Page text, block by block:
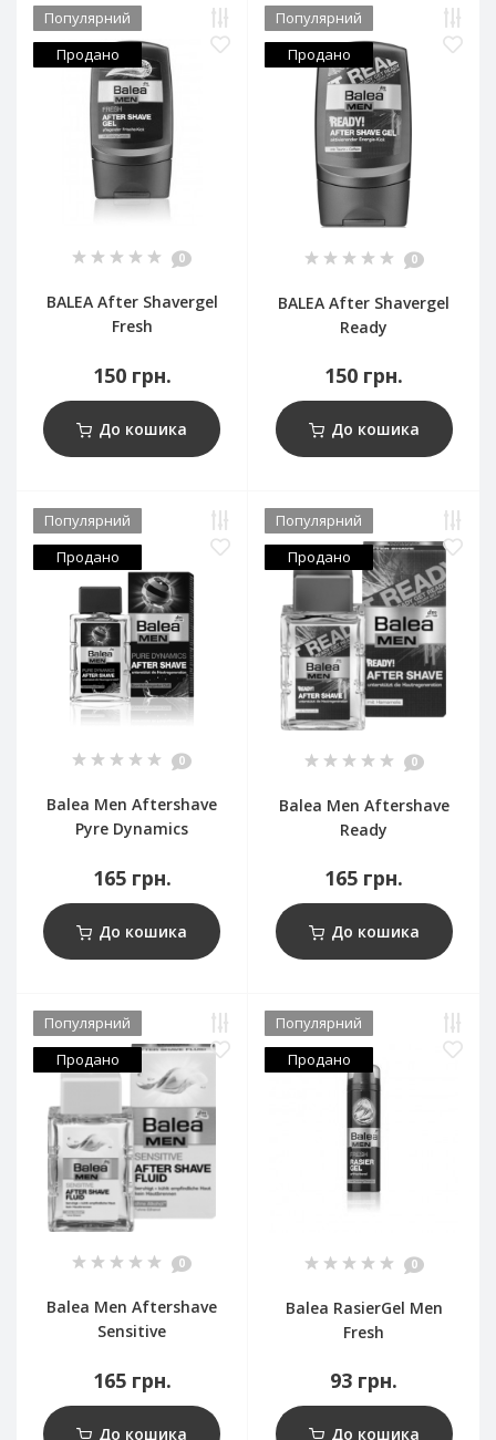
Популярний
Продано
0
BALEA After Shavergel
Fresh
150 грн.
До кошика
Популярний
Продано
0
BALEA After Shavergel
Ready
150 грн.
До кошика
Популярний
Продано
0
Balea Men Aftershave
Pyre Dynamics
165 грн.
До кошика
Популярний
Продано
0
Balea Men Aftershave
Ready
165 грн.
До кошика
Популярний
Продано
0
Balea Men Aftershave
Sensitive
165 грн.
До кошика
Популярний
Продано
0
Balea RasierGel Men
Fresh
93 грн.
До кошика